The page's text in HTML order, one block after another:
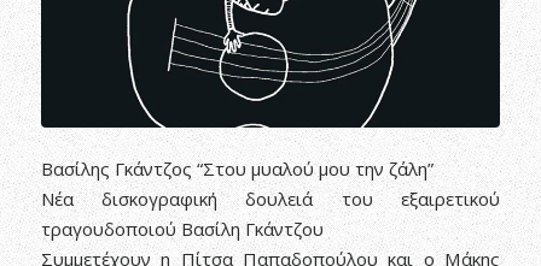
Βασίλης Γκάντζος “Στου μυαλού μου την ζάλη”
Νέα δισκογραφική δουλειά του εξαιρετικού
τραγουδοποιού Βασίλη Γκάντζου
Συμμετέχουν η Πίτσα Παπαδοπούλου και ο Μάκης